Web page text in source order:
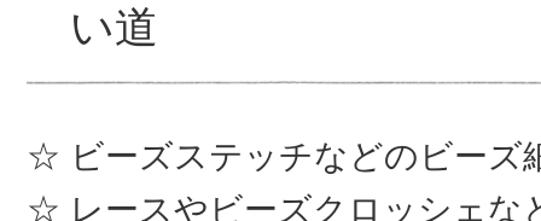
い道
ビーズステッチなどのビーズ
レースやビーズクロッシェな